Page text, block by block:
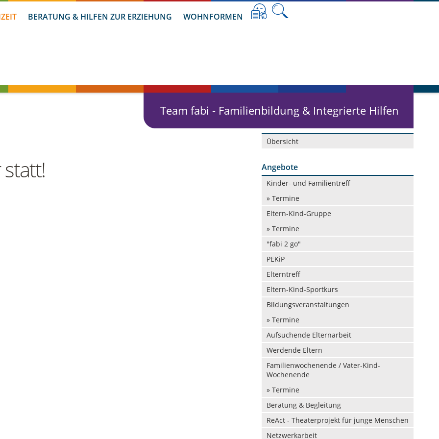
BERATUNG & HILFEN ZUR ERZIEHUNG WOHNFORMEN
Team fabi - Familienbildung & Integrierte Hilfen
Navigation
überspringen
Übersicht
Angebote
Navigation
überspringen
Kinder- und Familientreff
» Termine
Eltern-Kind-Gruppe
» Termine
"fabi 2 go"
PEKiP
Elterntreff
Eltern-Kind-Sportkurs
Bildungsveranstaltungen
» Termine
Aufsuchende Elternarbeit
Werdende Eltern
Familienwochenende / Vater-Kind-
Wochenende
» Termine
Beratung & Begleitung
ReAct - Theaterprojekt für junge Menschen
Netzwerkarbeit